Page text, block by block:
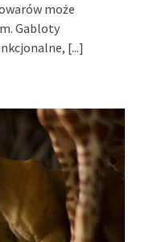
może
Gabloty
[...]